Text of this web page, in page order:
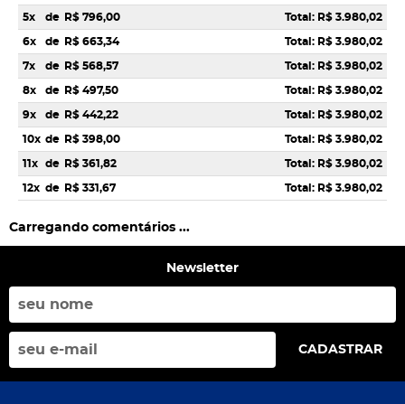
5x de R$ 796,00 Total: R$ 3.980,02
6x de R$ 663,34 Total: R$ 3.980,02
7x de R$ 568,57 Total: R$ 3.980,02
8x de R$ 497,50 Total: R$ 3.980,02
9x de R$ 442,22 Total: R$ 3.980,02
10x de R$ 398,00 Total: R$ 3.980,02
11x de R$ 361,82 Total: R$ 3.980,02
12x de R$ 331,67 Total: R$ 3.980,02
Carregando comentários ...
Newsletter
CADASTRAR